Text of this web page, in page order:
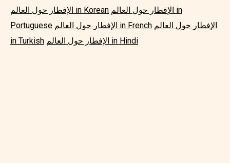
الإفطار حول العالم in Korean الإفطار حول العالم in
Portuguese
الإفطار حول العالم in French الإفطار حول العالم
in Turkish
الإفطار حول العالم in Hindi